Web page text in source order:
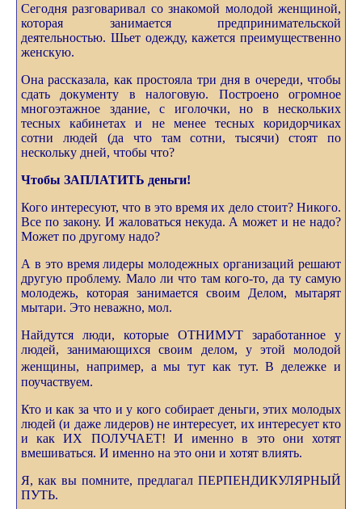
Сегодня разговаривал со знакомой молодой женщиной,
которая занимается предпринимательской
деятельностью. Шьет одежду, кажется преимущественно
женскую.
Она рассказала, как простояла три дня в очереди, чтобы
сдать документу в налоговую. Построено огромное
многоэтажное здание, с иголочки, но в нескольких
тесных кабинетах и не менее тесных коридорчиках
сотни людей (да что там сотни, тысячи) стоят по
нескольку дней, чтобы что?
Чтобы ЗАПЛАТИТЬ деньги!
Кого интересуют, что в это время их дело стоит? Никого.
Все по закону. И жаловаться некуда. А может и не надо?
Может по другому надо?
А в это время лидеры молодежных организаций решают
другую проблему. Мало ли что там кого-то, да ту самую
молодежь, которая занимается своим Делом, мытарят
мытари. Это неважно, мол.
Найдутся люди, которые ОТНИМУТ заработанное у
людей, занимающихся своим делом, у этой молодой
женщины, например, а мы тут как тут. В дележке и
поучаствуем.
Кто и как за что и у кого собирает деньги, этих молодых
людей (и даже лидеров) не интересует, их интересует кто
и как ИХ ПОЛУЧАЕТ! И именно в это они хотят
вмешиваться. И именно на это они и хотят влиять.
Я, как вы помните, предлагал ПЕРПЕНДИКУЛЯРНЫЙ
ПУТЬ.